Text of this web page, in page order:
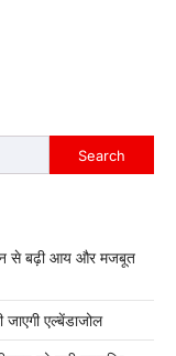
Search
से बढ़ी आय और मजबूत
एल्बेंडाजोल